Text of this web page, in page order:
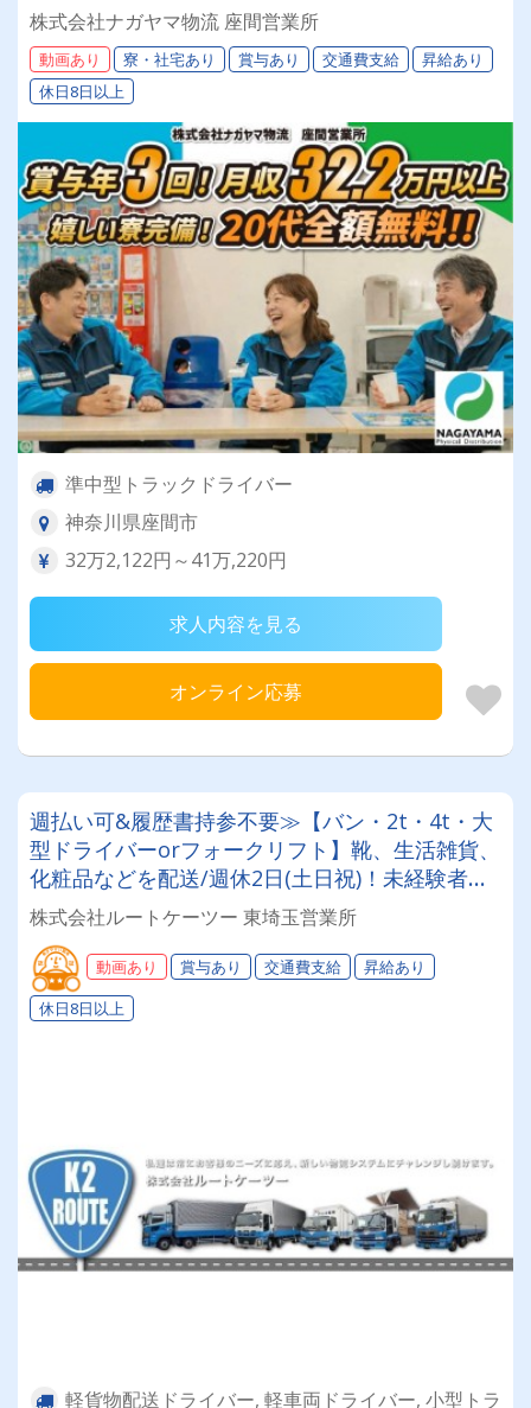
荷下ろし軽々！◎全車AT車★安定して働きたい
方必見★あなたらしく働ける環境です！
株式会社ナガヤマ物流 座間営業所
動画あり 寮・社宅あり 賞与あり 交通費支給
昇給あり
休日8日以上
準中型トラックドライバー
神奈川県座間市
32万2,122円～41万,220円
求人内容を見る
オンライン応募
週払い可&履歴書持参不要≫【バン・2t・4t・大
型ドライバーorフォークリフト】靴、生活雑貨、
化粧品などを配送/週休2日(土日祝)！未経験者・
普通免許のみ大歓迎！大型免許取得時は50%費用
補助制度も有★インセン・賞与・勤続給・子ども
手当など待遇充実
株式会社ルートケーツー 東埼玉営業所
動画あり 賞与あり 交通費支給
昇給あり
休日8日以上
軽貨物配送ドライバー, 軽車両ドライバー, 小型トラ